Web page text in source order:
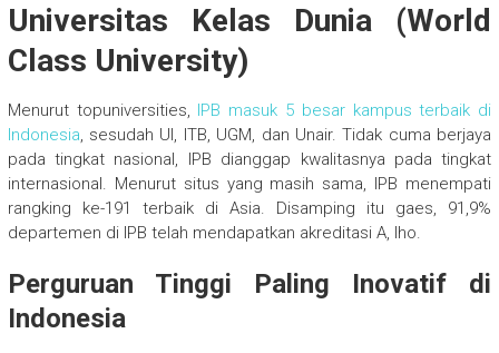
Universitas Kelas Dunia (World
Class University)
Menurut topuniversities, IPB masuk 5 besar kampus terbaik di
Indonesia, sesudah UI, ITB, UGM, dan Unair. Tidak cuma berjaya
pada tingkat nasional, IPB dianggap kwalitasnya pada tingkat
internasional. Menurut situs yang masih sama, IPB menempati
rangking ke-191 terbaik di Asia. Disamping itu gaes, 91,9%
departemen di IPB telah mendapatkan akreditasi A, lho.
Perguruan Tinggi Paling Inovatif di
Indonesia